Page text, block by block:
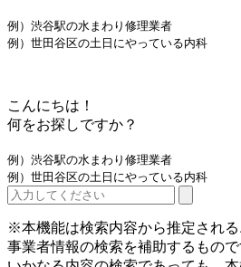
例）渋谷駅の水まわり修理業者
例）世田谷区の土日にやっている内科
こんにちは！
何をお探しですか？
例）渋谷駅の水まわり修理業者
例）世田谷区の土日にやっている内科
※本機能は検索内容から推定される
事業者情報の検索を補助するもので